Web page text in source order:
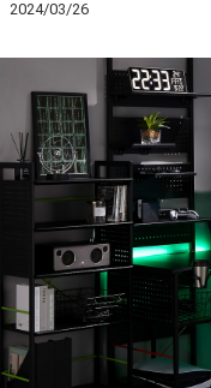
2024/03/26